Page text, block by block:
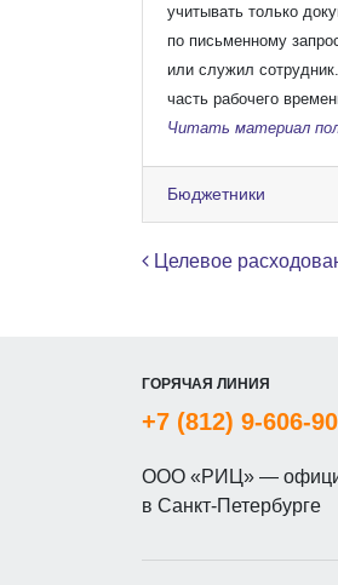
учитывать только
по письменному
или служил сотрудник.
часть рабочего
Читать материал
Бюджетники
Навигация
Целевое
ГОРЯЧАЯ ЛИНИЯ
+7 (812) 9-606-
ООО «РИЦ» —
в Санкт-Петербурге